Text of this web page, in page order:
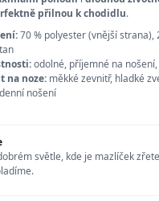
přilnou k chodidlu.
70 % polyester (vnější strana),
odolné, příjemné na
na noze:měkké zevnitř, hladké
nošení
světle, kde je mazlíček